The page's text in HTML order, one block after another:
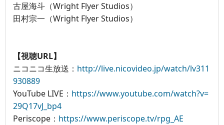
古屋海斗（Wright Flyer Studios）
田村宗一（Wright Flyer Studios）
【視聴URL】
ニコニコ生放送： http://live.nicovideo.jp/watch/lv311
930889
YouTube LIVE： https://www.youtube.com/watch?v=
29Q17vJ_bp4
Periscope： https://www.periscope.tv/rpg_AE